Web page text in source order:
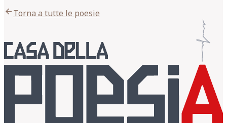
arrow_backTorna a tutte le poesie